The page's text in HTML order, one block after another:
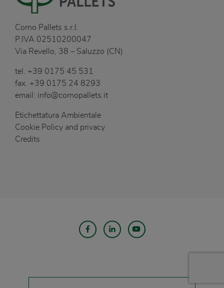
Corno Pallets s.r.l.
P.IVA 02510200047
Via Revello, 38 – Saluzzo (CN)
tel. +39 0175 45 531
fax. +39 0175 24 8293
email: info@cornopallets.it
Etichettatura Ambientale
Cookie Policy and privacy
Credits